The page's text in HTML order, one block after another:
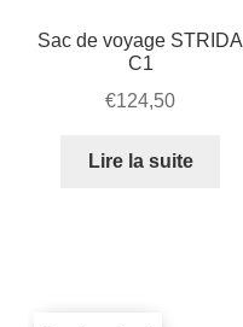
Sac de voyage STRIDA
C1
€124,50
Lire la suite